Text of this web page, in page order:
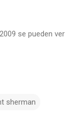
se pueden ver
sherman